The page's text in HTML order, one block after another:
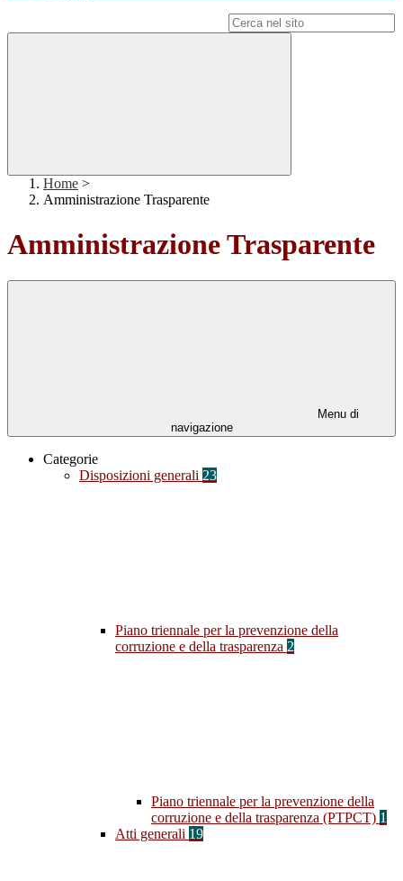
Home >
Amministrazione Trasparente
Amministrazione Trasparente
Menu di
navigazione
Categorie
Disposizioni generali 23
Piano triennale per la prevenzione della
corruzione e della trasparenza 2
Piano triennale per la prevenzione della
corruzione e della trasparenza (PTPCT) 1
Atti generali 19